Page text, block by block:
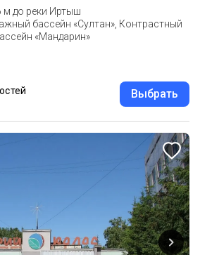
м до реки Иртыш
бассейн «Султан», Контрастный
«Мандарин»
Выбрать